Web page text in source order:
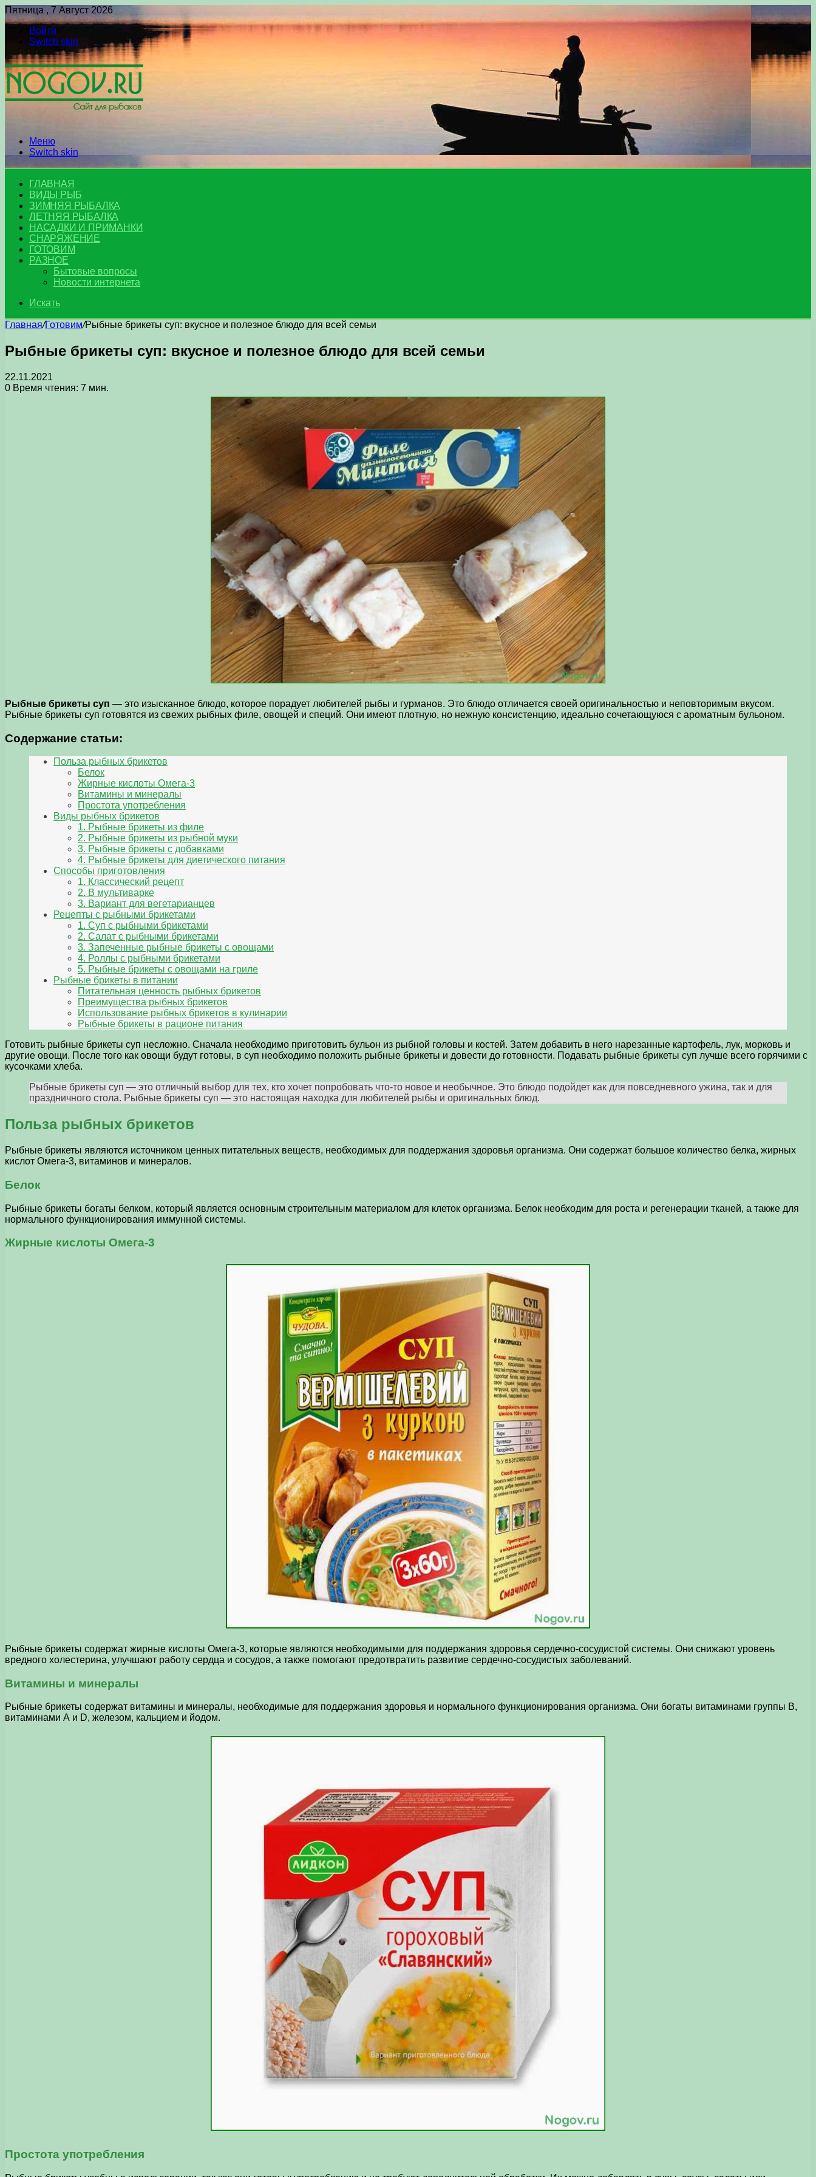
Пятница , 7 Август 2026
Войти
Switch skin
Меню
Switch skin
ГЛАВНАЯ
ВИДЫ РЫБ
ЗИМНЯЯ РЫБАЛКА
ЛЕТНЯЯ РЫБАЛКА
НАСАДКИ И ПРИМАНКИ
СНАРЯЖЕНИЕ
ГОТОВИМ
РАЗНОЕ
Бытовые вопросы
Новости интернета
Искать
Главная/Готовим/Рыбные брикеты суп: вкусное и полезное блюдо для всей семьи
Рыбные брикеты суп: вкусное и полезное блюдо для всей семьи
22.11.2021
0 Время чтения: 7 мин.
Рыбные брикеты суп — это изысканное блюдо, которое порадует любителей рыбы и гурманов. Это блюдо отличается своей оригинальностью и неповторимым вкусом.
Рыбные брикеты суп готовятся из свежих рыбных филе, овощей и специй. Они имеют плотную, но нежную консистенцию, идеально сочетающуюся с ароматным бульоном.
Содержание статьи:
Польза рыбных брикетов
Белок
Жирные кислоты Омега-3
Витамины и минералы
Простота употребления
Виды рыбных брикетов
1. Рыбные брикеты из филе
2. Рыбные брикеты из рыбной муки
3. Рыбные брикеты с добавками
4. Рыбные брикеты для диетического питания
Способы приготовления
1. Классический рецепт
2. В мультиварке
3. Вариант для вегетарианцев
Рецепты с рыбными брикетами
1. Суп с рыбными брикетами
2. Салат с рыбными брикетами
3. Запеченные рыбные брикеты с овощами
4. Роллы с рыбными брикетами
5. Рыбные брикеты с овощами на гриле
Рыбные брикеты в питании
Питательная ценность рыбных брикетов
Преимущества рыбных брикетов
Использование рыбных брикетов в кулинарии
Рыбные брикеты в рационе питания
Готовить рыбные брикеты суп несложно. Сначала необходимо приготовить бульон из рыбной головы и костей. Затем добавить в него нарезанные картофель, лук, морковь и
другие овощи. После того как овощи будут готовы, в суп необходимо положить рыбные брикеты и довести до готовности. Подавать рыбные брикеты суп лучше всего горячими с
кусочками хлеба.
Рыбные брикеты суп — это отличный выбор для тех, кто хочет попробовать что-то новое и необычное. Это блюдо подойдет как для повседневного ужина, так и для
праздничного стола. Рыбные брикеты суп — это настоящая находка для любителей рыбы и оригинальных блюд.
Польза рыбных брикетов
Рыбные брикеты являются источником ценных питательных веществ, необходимых для поддержания здоровья организма. Они содержат большое количество белка, жирных
кислот Омега-3, витаминов и минералов.
Белок
Рыбные брикеты богаты белком, который является основным строительным материалом для клеток организма. Белок необходим для роста и регенерации тканей, а также для
нормального функционирования иммунной системы.
Жирные кислоты Омега-3
Рыбные брикеты содержат жирные кислоты Омега-3, которые являются необходимыми для поддержания здоровья сердечно-сосудистой системы. Они снижают уровень
вредного холестерина, улучшают работу сердца и сосудов, а также помогают предотвратить развитие сердечно-сосудистых заболеваний.
Витамины и минералы
Рыбные брикеты содержат витамины и минералы, необходимые для поддержания здоровья и нормального функционирования организма. Они богаты витаминами группы В,
витаминами А и D, железом, кальцием и йодом.
Простота употребления